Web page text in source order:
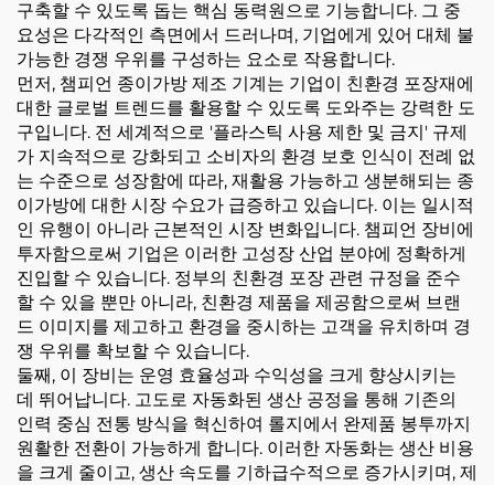
구축할 수 있도록 돕는 핵심 동력원으로 기능합니다. 그 중
요성은 다각적인 측면에서 드러나며, 기업에게 있어 대체 불
가능한 경쟁 우위를 구성하는 요소로 작용합니다.
먼저, 챔피언 종이가방 제조 기계는 기업이 친환경 포장재에
대한 글로벌 트렌드를 활용할 수 있도록 도와주는 강력한 도
구입니다. 전 세계적으로 '플라스틱 사용 제한 및 금지' 규제
가 지속적으로 강화되고 소비자의 환경 보호 인식이 전례 없
는 수준으로 성장함에 따라, 재활용 가능하고 생분해되는 종
이가방에 대한 시장 수요가 급증하고 있습니다. 이는 일시적
인 유행이 아니라 근본적인 시장 변화입니다. 챔피언 장비에
투자함으로써 기업은 이러한 고성장 산업 분야에 정확하게
진입할 수 있습니다. 정부의 친환경 포장 관련 규정을 준수
할 수 있을 뿐만 아니라, 친환경 제품을 제공함으로써 브랜
드 이미지를 제고하고 환경을 중시하는 고객을 유치하며 경
쟁 우위를 확보할 수 있습니다.
둘째, 이 장비는 운영 효율성과 수익성을 크게 향상시키는
데 뛰어납니다. 고도로 자동화된 생산 공정을 통해 기존의
인력 중심 전통 방식을 혁신하여 롤지에서 완제품 봉투까지
원활한 전환이 가능하게 합니다. 이러한 자동화는 생산 비용
을 크게 줄이고, 생산 속도를 기하급수적으로 증가시키며, 제